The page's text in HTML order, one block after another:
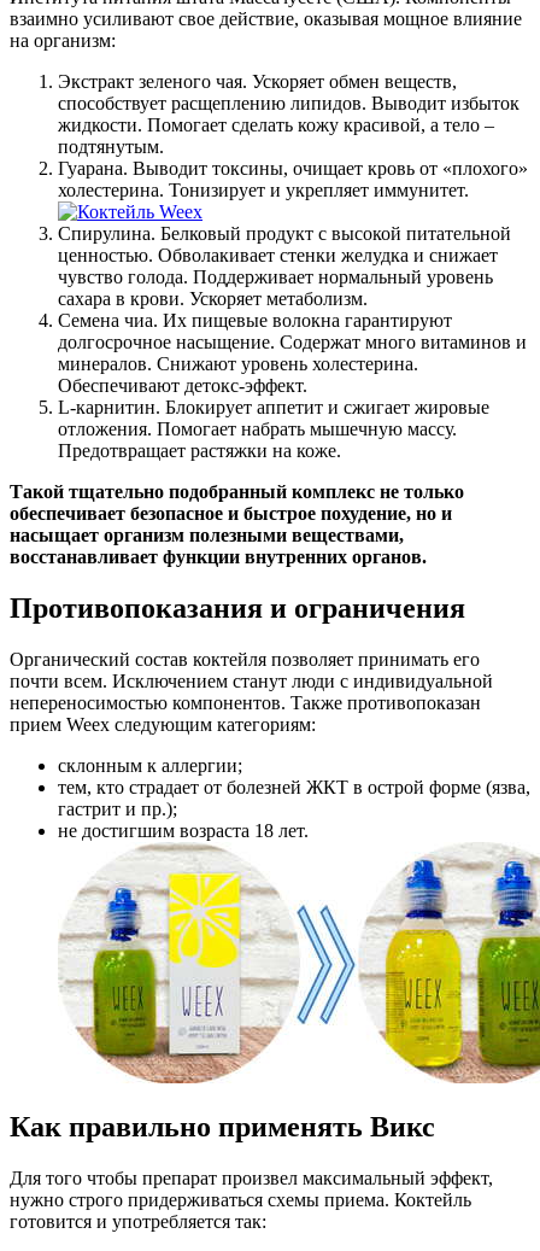
взаимно усиливают свое действие, оказывая мощное влияние
на организм:
Экстракт зеленого чая. Ускоряет обмен веществ,
способствует расщеплению липидов. Выводит избыток
жидкости. Помогает сделать кожу красивой, а тело –
подтянутым.
Гуарана. Выводит токсины, очищает кровь от «плохого»
холестерина. Тонизирует и укрепляет иммунитет.
Спирулина. Белковый продукт с высокой питательной
ценностью. Обволакивает стенки желудка и снижает
чувство голода. Поддерживает нормальный уровень
сахара в крови. Ускоряет метаболизм.
Семена чиа. Их пищевые волокна гарантируют
долгосрочное насыщение. Содержат много витаминов и
минералов. Снижают уровень холестерина.
Обеспечивают детокс-эффект.
L-карнитин. Блокирует аппетит и сжигает жировые
отложения. Помогает набрать мышечную массу.
Предотвращает растяжки на коже.
Такой тщательно подобранный комплекс не только
обеспечивает безопасное и быстрое похудение, но и
насыщает организм полезными веществами,
восстанавливает функции внутренних органов.
Противопоказания и ограничения
Органический состав коктейля позволяет принимать его
почти всем. Исключением станут люди с индивидуальной
непереносимостью компонентов. Также противопоказан
прием Weeх следующим категориям:
склонным к аллергии;
тем, кто страдает от болезней ЖКТ в острой форме (язва,
гастрит и пр.);
не достигшим возраста 18 лет.
Как правильно применять Викс
Для того чтобы препарат произвел максимальный эффект,
нужно строго придерживаться схемы приема. Коктейль
готовится и употребляется так: